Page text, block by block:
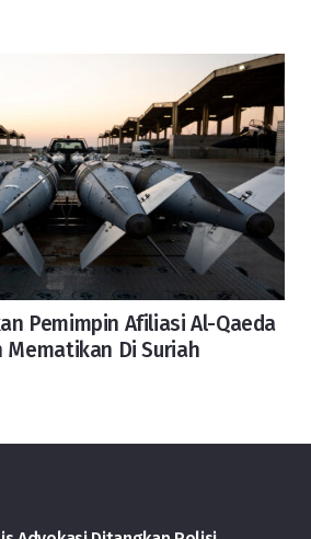
Pemimpin Afiliasi Al-Qaeda
Mematikan Di Suriah